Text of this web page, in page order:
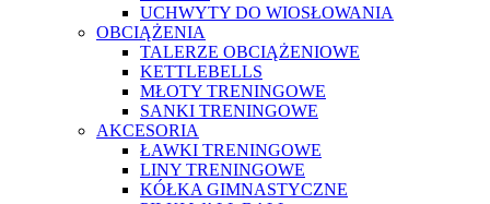
UCHWYTY DO WIOSŁOWANIA
OBCIĄŻENIA
TALERZE OBCIĄŻENIOWE
KETTLEBELLS
MŁOTY TRENINGOWE
SANKI TRENINGOWE
AKCESORIA
ŁAWKI TRENINGOWE
LINY TRENINGOWE
KÓŁKA GIMNASTYCZNE